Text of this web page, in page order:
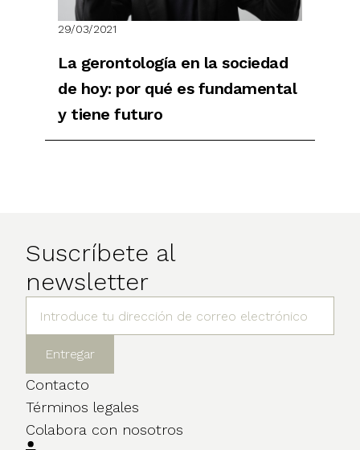
29/03/2021
La gerontología en la sociedad
de hoy: por qué es fundamental
y tiene futuro
Suscríbete al
newsletter
Contacto
Términos legales
Colabora con nosotros